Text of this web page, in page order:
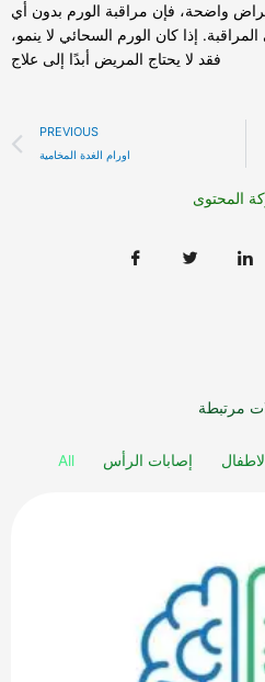
واضحة، فإن مراقبة الورم بدون أي
إذا كان الورم السحائي لا ينمو،
فقد لا يحتاج المريض أبدًا إلى علاج
Prev
PREVIOUS
اورام الغدة المخامية
المحتوى
مرتبطة
All إصابات الرأس